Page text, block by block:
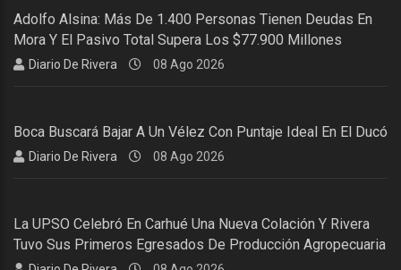
Adolfo Alsina: Más De 1.400 Personas Tienen Deudas En
Mora Y El Pasivo Total Supera Los $77.900 Millones
Diario De Rivera 08 Ago 2026
Boca Buscará Bajar A Un Vélez Con Puntaje Ideal En El Ducó
Diario De Rivera 08 Ago 2026
La UPSO Celebró En Carhué Una Nueva Colación Y Rivera
Tuvo Sus Primeros Egresados De Producción Agropecuaria